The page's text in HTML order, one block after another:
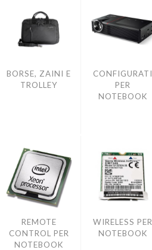
BORSE, ZAINI E
TROLLEY
CONFIGURATI
PER
NOTEBOOK
REMOTE
CONTROL PER
NOTEBOOK
WIRELESS PER
NOTEBOOK